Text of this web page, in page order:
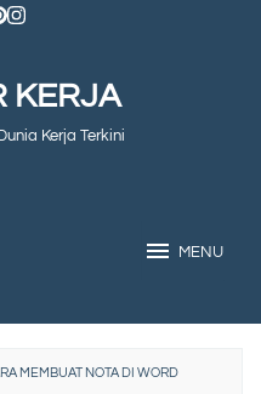
KERJA
Kerja Terkini
MENU
MEMBUAT NOTA DI WORD